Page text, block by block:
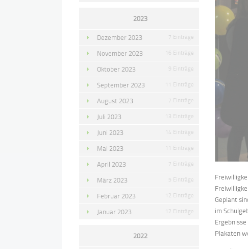
Geplant
im
Plakaten
2023
Dezember 2023 7 Einträge
November 2023 16 Einträge
Oktober 2023 9 Einträge
September 2023 11 Einträge
August 2023 7 Einträge
Juli 2023 13 Einträge
Juni 2023 14 Einträge
Mai 2023 11 Einträge
April 2023 7 Einträge
März 2023 5 Einträge
Februar 2023 12 Einträge
Januar 2023 12 Einträge
2022